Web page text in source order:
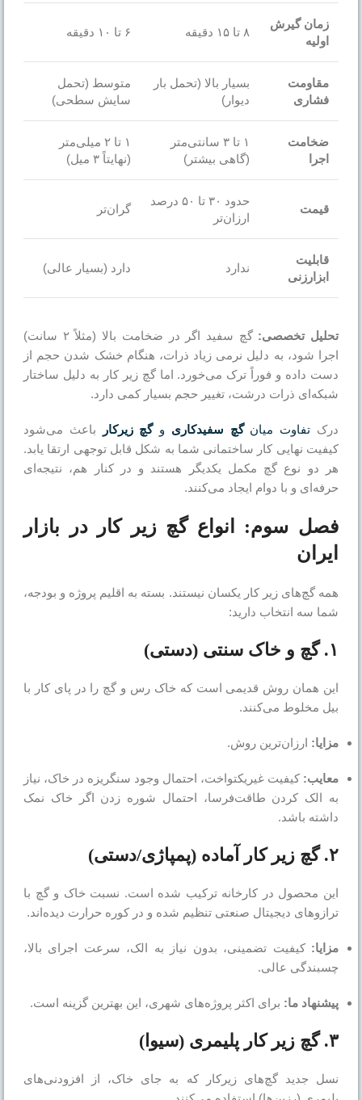
زمان گیرش
اولیه
۸ تا ۱۵ دقیقه ۶ تا ۱۰ دقیقه
مقاومت
فشاری
بسیار بالا (تحمل بار
دیوار)
متوسط (تحمل
سایش سطحی)
ضخامت
اجرا
۱ تا ۳ سانتی‌متر
(گاهی بیشتر)
۱ تا ۲ میلی‌متر
(نهایتاً ۳ میل)
قیمت
حدود ۳۰ تا ۵۰ درصد
ارزان‌تر
گران‌تر
قابلیت
ابزارزنی
ندارد دارد (بسیار عالی)
تحلیل تخصصی:
گچ سفید اگر در ضخامت بالا (مثلاً ۲ سانت)
اجرا شود، به دلیل نرمی زیاد ذرات، هنگام خشک شدن حجم از
دست داده و فوراً ترک می‌خورد. اما گچ زیر کار به دلیل ساختار
شبکه‌ای ذرات درشت، تغییر حجم بسیار کمی دارد.
درک تفاوت میانگچ سفیدکاری وگچ زیرکار
باعث می‌شود
کیفیت نهایی کار ساختمانی شما به شکل قابل توجهی ارتقا یابد.
هر دو نوع گچ مکمل یکدیگر هستند و در کنار هم، نتیجه‌ای
حرفه‌ای و با دوام ایجاد می‌کنند.
فصل سوم: انواع گچ زیر کار در بازار
ایران
همه گچ‌های زیر کار یکسان نیستند. بسته به اقلیم پروژه و بودجه،
شما سه انتخاب دارید:
۱. گچ و خاک سنتی (دستی)
این همان روش قدیمی است که خاک رس و گچ را در پای کار با
بیل مخلوط می‌کنند.
مزایا: ارزان‌ترین روش.
معایب: کیفیت غیریکتواخت، احتمال وجود سنگریزه در خاک، نیاز
به الک کردن طاقت‌فرسا، احتمال شوره زدن اگر خاک نمک
داشته باشد.
۲. گچ زیر کار آماده (پمپاژی/دستی)
این محصول در کارخانه ترکیب شده است. نسبت خاک و گچ با
ترازوهای دیجیتال صنعتی تنظیم شده و در کوره حرارت دیده‌اند.
مزایا: کیفیت تضمینی، بدون نیاز به الک، سرعت اجرای بالا،
چسبندگی عالی.
پیشنهاد ما: برای اکثر پروژه‌های شهری، این بهترین گزینه است.
۳. گچ زیر کار پلیمری (سیوا)
نسل جدید گچ‌های زیرکار که به جای خاک، از افزودنی‌های